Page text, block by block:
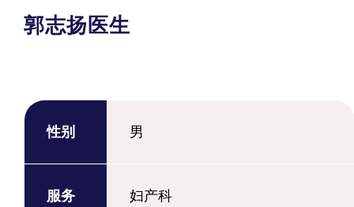
郭志扬医生
性别 男
服务 妇产科